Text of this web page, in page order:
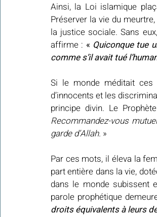
Ainsi, la Loi islamique
Préserver la vie du
la justice sociale. Sans
affirme : « Quiconque tue
comme s’il avait tué
Si le monde méditait ces
d’innocents et les
Recommandez-vous
garde d’Allah. »
Par ces mots, il éleva la
part entière dans la vie,
dans le monde subissent
parole prophétique
droits équivalents à leurs